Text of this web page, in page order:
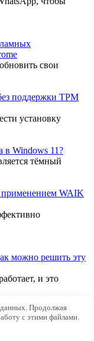
свои
поддержки TPM
установку
в Windows 11?
тёмный
применением WAIK
можно решить эту
и это
системе
данных. Продолжая
с этими файлами.